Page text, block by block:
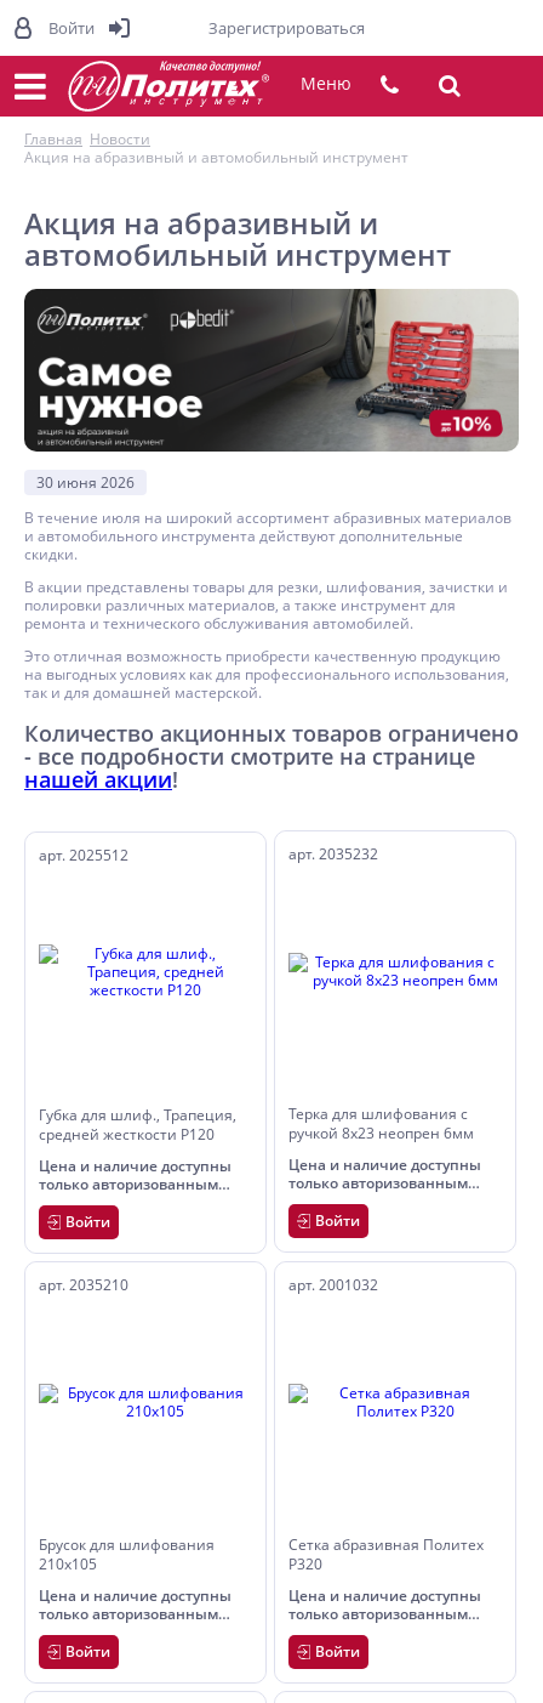
Меню
Главная Новости
Акция на абразивный и автомобильный инструмент
Акция на абразивный и
автомобильный инструмент
30 июня 2026
В течение июля на широкий ассортимент абразивных материалов
и автомобильного инструмента действуют дополнительные
скидки.
В акции представлены товары для резки, шлифования, зачистки и
полировки различных материалов, а также инструмент для
ремонта и технического обслуживания автомобилей.
Это отличная возможность приобрести качественную продукцию
на выгодных условиях как для профессионального использования,
так и для домашней мастерской.
Количество акционных товаров ограничено
- все подробности смотрите на странице
нашей акции!
арт. 2025512
Губка для шлиф., Трапеция,
средней жесткости Р120
Цена и наличие доступны
только авторизованным
пользователям
Войти
арт. 2035232
Терка для шлифования с
ручкой 8х23 неопрен 6мм
Цена и наличие доступны
только авторизованным
пользователям
Войти
арт. 2035210
Брусок для шлифования
210х105
Цена и наличие доступны
только авторизованным
пользователям
Войти
арт. 2001032
Сетка абразивная Политех
Р320
Цена и наличие доступны
только авторизованным
пользователям
Войти
Войти Зарегистрироваться